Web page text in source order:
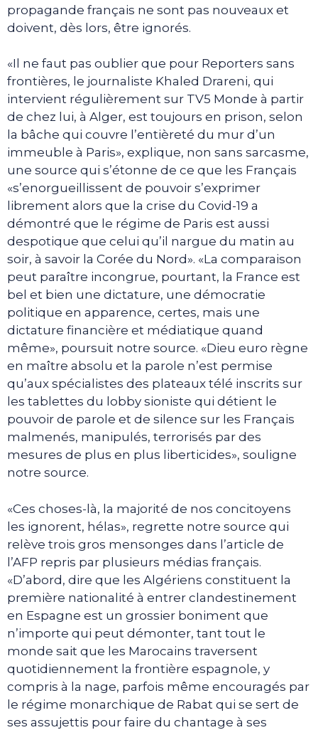
propagande français ne sont pas nouveaux et
doivent, dès lors, être ignorés.
«Il ne faut pas oublier que pour Reporters sans
frontières, le journaliste Khaled Drareni, qui
intervient régulièrement sur TV5 Monde à partir
de chez lui, à Alger, est toujours en prison, selon
la bâche qui couvre l’entièreté du mur d’un
immeuble à Paris», explique, non sans sarcasme,
une source qui s’étonne de ce que les Français
«s’enorgueillissent de pouvoir s’exprimer
librement alors que la crise du Covid-19 a
démontré que le régime de Paris est aussi
despotique que celui qu’il nargue du matin au
soir, à savoir la Corée du Nord». «La comparaison
peut paraître incongrue, pourtant, la France est
bel et bien une dictature, une démocratie
politique en apparence, certes, mais une
dictature financière et médiatique quand
même», poursuit notre source. «Dieu euro règne
en maître absolu et la parole n’est permise
qu’aux spécialistes des plateaux télé inscrits sur
les tablettes du lobby sioniste qui détient le
pouvoir de parole et de silence sur les Français
malmenés, manipulés, terrorisés par des
mesures de plus en plus liberticides», souligne
notre source.
«Ces choses-là, la majorité de nos concitoyens
les ignorent, hélas», regrette notre source qui
relève trois gros mensonges dans l’article de
l’AFP repris par plusieurs médias français.
«D’abord, dire que les Algériens constituent la
première nationalité à entrer clandestinement
en Espagne est un grossier boniment que
n’importe qui peut démonter, tant tout le
monde sait que les Marocains traversent
quotidiennement la frontière espagnole, y
compris à la nage, parfois même encouragés par
le régime monarchique de Rabat qui se sert de
ses assujettis pour faire du chantage à ses